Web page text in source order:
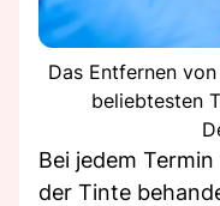
Das Entfernen
beliebtesten
Bei jedem
der Tinte